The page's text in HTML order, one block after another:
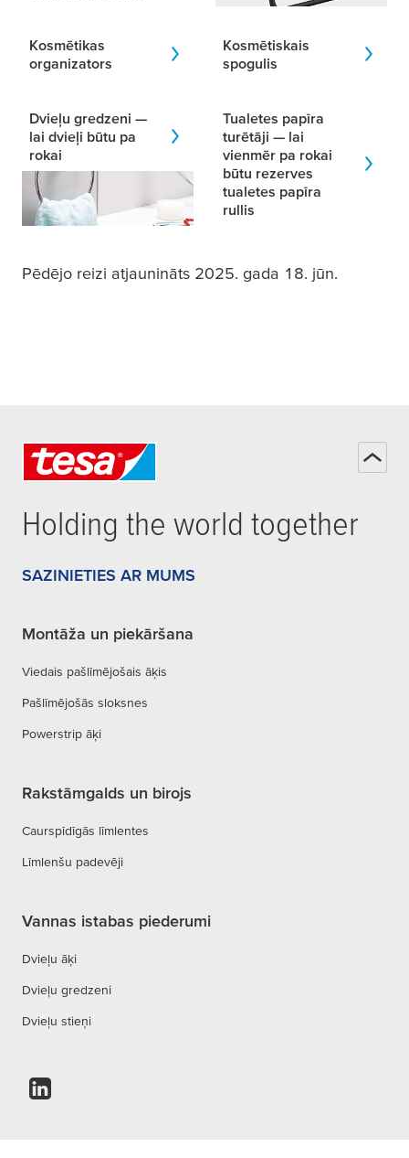
Kosmētikas
organizators
Kosmētiskais
spogulis
Dvieļu gredzeni —
lai dvieļi būtu pa
rokai
Tualetes papīra
turētāji — lai
vienmēr pa rokai
būtu rezerves
tualetes papīra
rullis
Pēdējo reizi atjaunināts 2025. gada 18. jūn.
Holding the world together
SAZINIETIES AR MUMS
Montāža un piekāršana
Viedais pašlīmējošais āķis
Pašlīmējošās sloksnes
Powerstrip āķi
Rakstāmgalds un birojs
Caurspīdīgās līmlentes
Līmlenšu padevēji
Vannas istabas piederumi
Dvieļu āķi
Dvieļu gredzeni
Dvieļu stieņi